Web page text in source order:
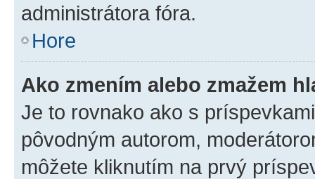
administrátora fóra.
Hore
Ako zmením alebo zmažem
Je to rovnako ako s
pôvodným autorom,
môžete kliknutím na prvý